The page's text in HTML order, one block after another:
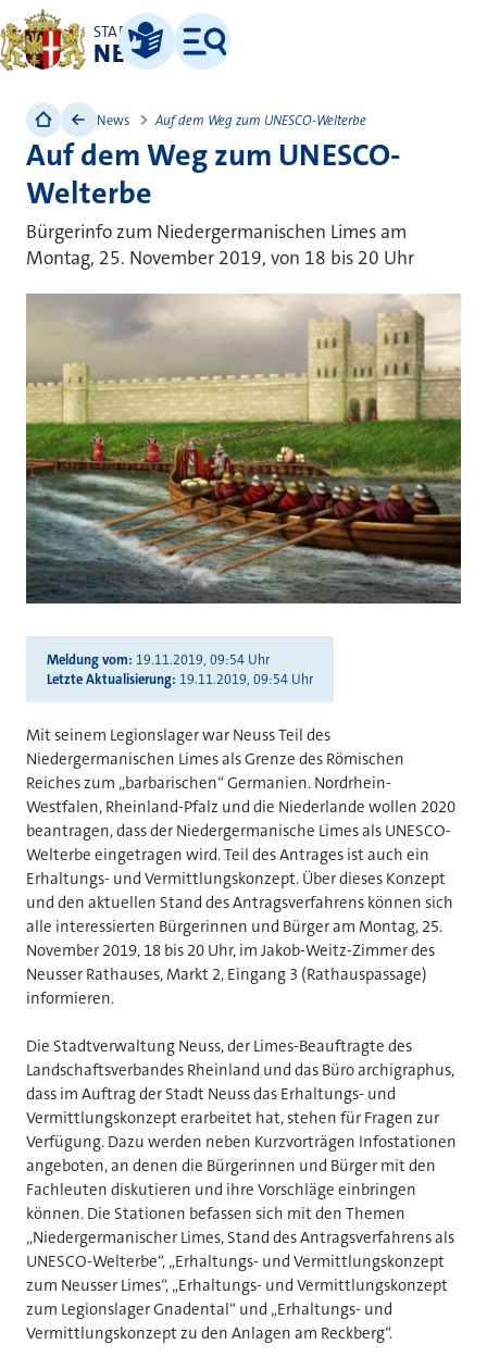
STADT
NEUSS
Leichte Sprache
Menü
News Auf dem Weg zum UNESCO-Welterbe
Auf dem Weg zum UNESCO-
Welterbe
Bürgerinfo zum Niedergermanischen Limes am
Montag, 25. November 2019, von 18 bis 20 Uhr
Meldung vom 19.11.2019, 09:54 Uhr
Letzte Aktualisierung 19.11.2019, 09:54 Uhr
Mit seinem Legionslager war Neuss Teil des
Niedergermanischen Limes als Grenze des Römischen
Reiches zum „barbarischen“ Germanien. Nordrhein-
Westfalen, Rheinland-Pfalz und die Niederlande wollen 2020
beantragen, dass der Niedergermanische Limes als UNESCO-
Welterbe eingetragen wird. Teil des Antrages ist auch ein
Erhaltungs- und Vermittlungskonzept. Über dieses Konzept
und den aktuellen Stand des Antragsverfahrens können sich
alle interessierten Bürgerinnen und Bürger am Montag, 25.
November 2019, 18 bis 20 Uhr, im Jakob-Weitz-Zimmer des
Neusser Rathauses, Markt 2, Eingang 3 (Rathauspassage)
informieren.
Die Stadtverwaltung Neuss, der Limes-Beauftragte des
Landschaftsverbandes Rheinland und das Büro archigraphus,
dass im Auftrag der Stadt Neuss das Erhaltungs- und
Vermittlungskonzept erarbeitet hat, stehen für Fragen zur
Verfügung. Dazu werden neben Kurzvorträgen Infostationen
angeboten, an denen die Bürgerinnen und Bürger mit den
Fachleuten diskutieren und ihre Vorschläge einbringen
können. Die Stationen befassen sich mit den Themen
„Niedergermanischer Limes, Stand des Antragsverfahrens als
UNESCO-Welterbe“, „Erhaltungs- und Vermittlungskonzept
zum Neusser Limes“, „Erhaltungs- und Vermittlungskonzept
zum Legionslager Gnadental“ und „Erhaltungs- und
Vermittlungskonzept zu den Anlagen am Reckberg“.